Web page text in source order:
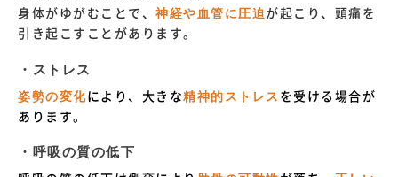
身体がゆがむことで、 神経や血管に圧迫 が起こり、頭痛を
引き起こすことがあります。
・ストレス
姿勢の変化により、 大きな精神的ストレス を受ける場合が
あります。
・呼吸の質の低下